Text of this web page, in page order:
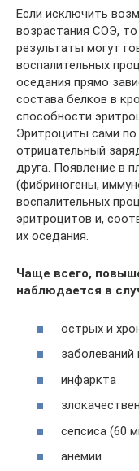
Если исключить
возрастания СОЭ,
результаты могут
воспалительных
оседания прямо
состава белков в
способности
Эритроциты сами по
отрицательный
друга. Появление в
(фибриногены,
воспалительных
эритроцитов и,
их оседания.
Чаще всего,
наблюдается в
острых и
инфаркта
сепсиса (60
анемии